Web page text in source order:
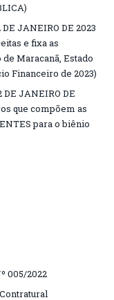
JANEIRO DE 2023
e fixa as
Maracanã, Estado
Financeiro de 2023)
DE JANEIRO DE
que compõem as
para o biênio
005/2022